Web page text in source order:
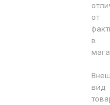
от
в
вид